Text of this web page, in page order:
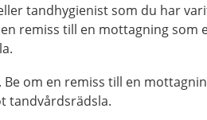
tandhygienist som du har
remiss till en mottagning
Be om en remiss till en
tandvårdsrädsla.